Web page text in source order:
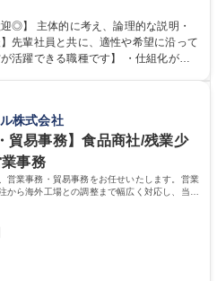
を担当し、間接的に会社の生産性向上
日のメンテナンスや維持管理に加え、
だき、会社全体を巻き込み課題解決
ャリアパスを描くことも可能です。
ート可/世界で唯一の事業/福利厚生◎/
◎】 主体的に考え、論理的な説明・
先輩社員と共に、適性や希望に沿って
ある 【魅力】■自己啓発支援：資格
間25万円まで）を補助 ■住宅手当：家
株式会社
貿易事務】食品商社/残業少
事務
営業事務・貿易事務をお任せいたします。営業
ら海外工場との調整まで幅広く対応し、当社